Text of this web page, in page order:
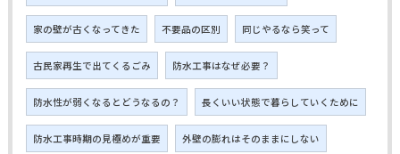
家の壁が古くなってきた 不要品の区別 同じやるなら笑って
古民家再生で出てくるごみ 防水工事はなぜ必要？
防水性が弱くなるとどうなるの？ 長くいい状態で暮らしていくために
防水工事時期の見極めが重要 外壁の膨れはそのままにしない